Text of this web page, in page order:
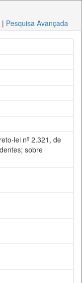
| Pesquisa Avançada
lei nº 2.321, de
sobre